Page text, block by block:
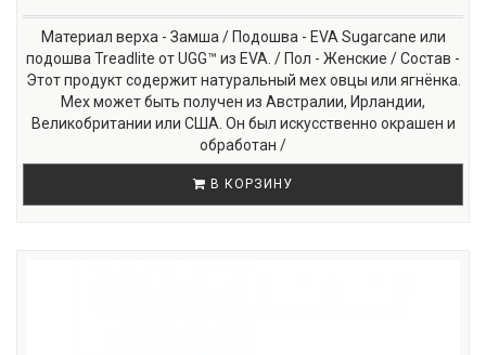
Материал верха - Замша / Подошва - EVA Sugarcane или
подошва Treadlite от UGG™ из EVA. / Пол - Женские / Состав -
Этот продукт содержит натуральный мех овцы или ягнёнка.
Мех может быть получен из Австралии, Ирландии,
Великобритании или США. Он был искусственно окрашен и
обработан /
В КОРЗИНУ